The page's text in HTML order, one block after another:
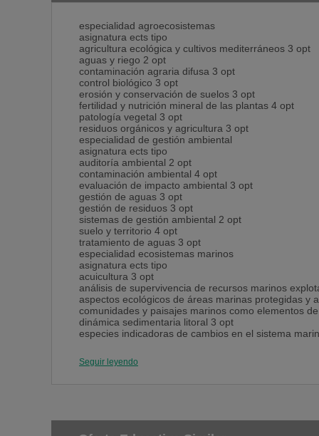
especialidad agroecosistemas
asignatura ects tipo
agricultura ecológica y cultivos mediterráneos 3 opt
aguas y riego 2 opt
contaminación agraria difusa 3 opt
control biológico 3 opt
erosión y conservación de suelos 3 opt
fertilidad y nutrición mineral de las plantas 4 opt
patología vegetal 3 opt
residuos orgánicos y agricultura 3 opt
especialidad de gestión ambiental
asignatura ects tipo
auditoría ambiental 2 opt
contaminación ambiental 4 opt
evaluación de impacto ambiental 3 opt
gestión de aguas 3 opt
gestión de residuos 3 opt
sistemas de gestión ambiental 2 opt
suelo y territorio 4 opt
tratamiento de aguas 3 opt
especialidad ecosistemas marinos
asignatura ects tipo
acuicultura 3 opt
análisis de supervivencia de recursos marinos
aspectos ecológicos de áreas marinas protegidas y
comunidades y paisajes marinos como elementos
dinámica sedimentaria litoral 3 opt
especies indicadoras de cambios en el sistema
tipificación y valoración de la contaminación marina 3
especialidad ecosistemas terrestres
Seguir leyendo